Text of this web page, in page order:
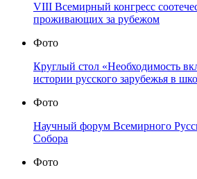
VIII Всемирный конгресс
проживающих за рубежом
Фото
Круглый стол «Необходимость
истории русского зарубежья в
Фото
Научный форум Всемирного
Собора
Фото